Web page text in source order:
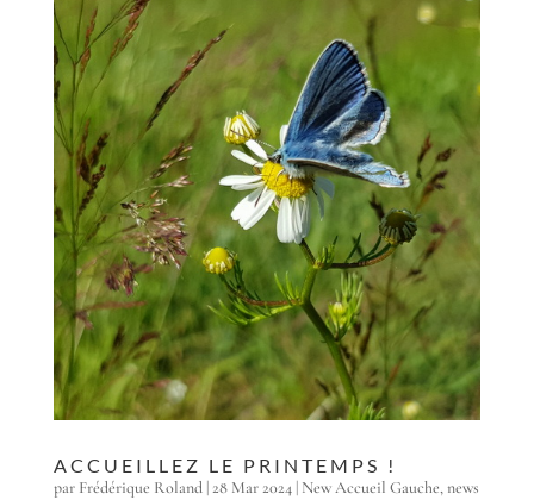
ACCUEILLEZ LE PRINTEMPS !
par Frédérique Roland|28 Mar 2024| New Accueil Gauche,news